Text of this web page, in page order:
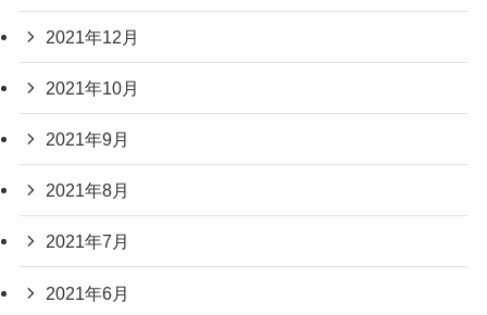
2021年12月
2021年10月
2021年9月
2021年8月
2021年7月
2021年6月